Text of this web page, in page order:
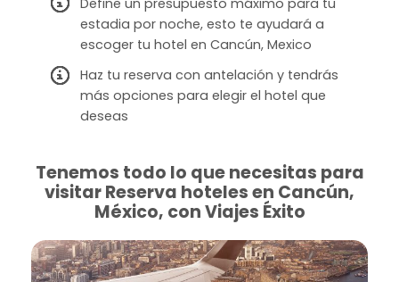
estadia por noche, esto te ayudará a
escoger tu hotel en Cancún, Mexico
Haz tu reserva con antelación y tendrás
más opciones para elegir el hotel que
deseas
Tenemos todo lo que necesitas para
visitar Reserva hoteles en Cancún,
México, con Viajes Éxito